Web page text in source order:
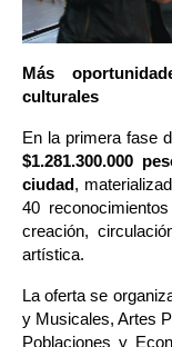
Más
culturales
$1.281.300.000
ciudad,
40
creación,
artística.
La oferta se
y Musicales, Artes
Poblaciones y